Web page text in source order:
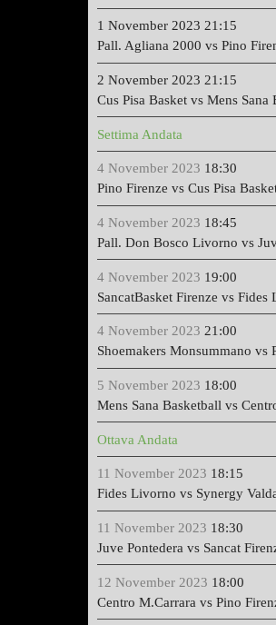
1 November 2023 21:15
Pall. Agliana 2000 vs Pino
2 November 2023 21:15
Cus Pisa Basket vs Mens Sana
Settima Andata
4 November 2023 18:30
Pino Firenze vs Cus Pisa
4 November 2023 18:45
Pall. Don Bosco Livorno vs
4 November 2023 19:00
SancatBasket Firenze vs Fides
4 November 2023 21:00
Shoemakers Monsummano vs
5 November 2023 18:00
Mens Sana Basketball vs
Ottava Andata
11 November 2023 18:15
Fides Livorno vs Synergy
11 November 2023 18:30
Juve Pontedera vs Sancat
12 November 2023 18:00
Centro M.Carrara vs Pino